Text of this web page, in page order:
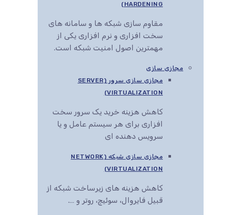
HARDENING)
مقاوم سازی شبکه ها و سامانه های
سخت افزاری و نرم افزاری یکی از
مهمترین اصول امنیت شبکه است.
مجازی سازی
مجازی سازی سرور (SERVER
VIRTUALIZATION)
کاهش هزینه خرید یک سرور سخت
افزاری برای هر سیستم عامل و یا
سرویس دهنده ای
مجازی سازی شبکه (NETWORK
VIRTUALIZATION)
کاهش هزینه های زیرساخت شبکه از
قبیل فایروال، سوئیچ، روتر و ….